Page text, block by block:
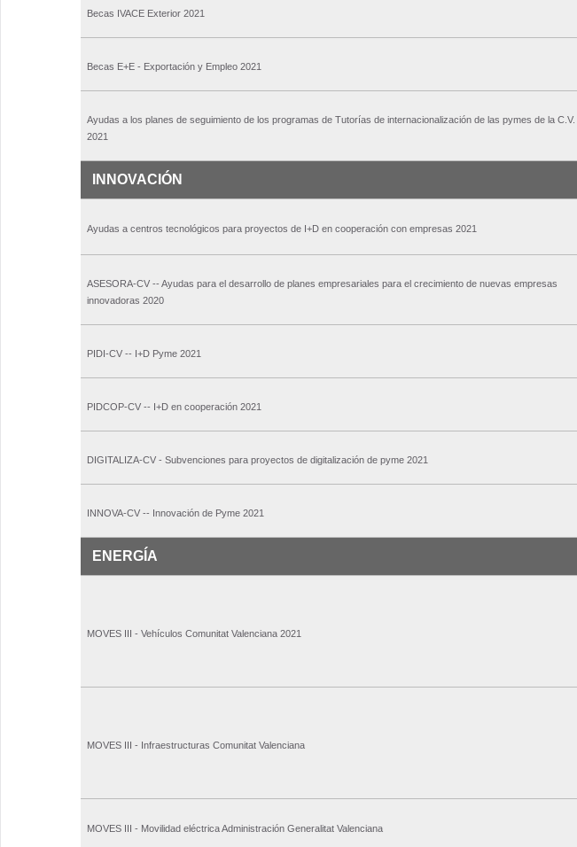
Becas IVACE Exterior 2021
Becas E+E - Exportación y Empleo 2021
Ayudas a los planes de seguimiento de los programas de Tutorías de internacionalización de las pymes de la C.V.
2021
INNOVACIÓN
Ayudas a centros tecnológicos para proyectos de I+D en cooperación con empresas 2021
ASESORA-CV -- Ayudas para el desarrollo de planes empresariales para el crecimiento de nuevas empresas
innovadoras 2020
PIDI-CV -- I+D Pyme 2021
PIDCOP-CV -- I+D en cooperación 2021
DIGITALIZA-CV - Subvenciones para proyectos de digitalización de pyme 2021
INNOVA-CV -- Innovación de Pyme 2021
ENERGÍA
MOVES III - Vehículos Comunitat Valenciana 2021
MOVES III - Infraestructuras Comunitat Valenciana
MOVES III - Movilidad eléctrica Administración Generalitat Valenciana